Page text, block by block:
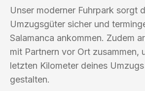
Unser moderner Fuhrpark sorgt
Umzugsgüter sicher und
Salamanca ankommen. Zudem
mit Partnern vor Ort zusammen,
letzten Kilometer deines
gestalten.